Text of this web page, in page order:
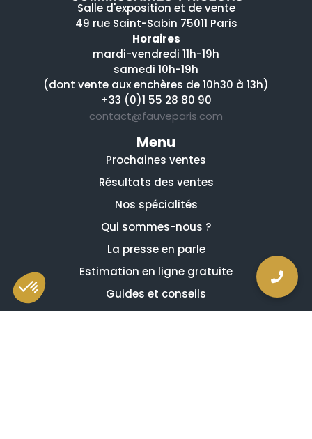
Salle d'exposition et de vente
49 rue Saint-Sabin 75011 Paris
Horaires
mardi-vendredi 11h-19h
samedi 10h-19h
(dont vente aux enchères de 10h30 à 13h)
+33 (0)1 55 28 80 90
contact@fauveparis.com
Menu
Prochaines ventes
Résultats des ventes
Nos spécialités
Qui sommes-nous ?
La presse en parle
Estimation en ligne gratuite
Guides et conseils
Vidéos, émissions et reportages